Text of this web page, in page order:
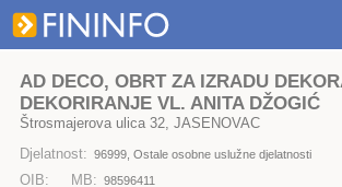
AD DECO, OBRT ZA IZRADU
DEKORIRANJE VL. ANITA DŽOGIĆ
Štrosmajerova ulica 32, JASENOVAC
Djelatnost: 96999, Ostale osobne uslužne djelatnosti
OIB: MB: 98596411